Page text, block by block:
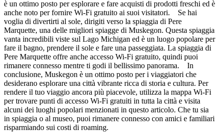
è un ottimo posto per esplorare e fare acquisti di prodotti freschi ed è
anche noto per fornire Wi-Fi gratuito ai suoi visitatori. Se hai
voglia di divertirti al sole, dirigiti verso la spiaggia di Pere
Marquette, una delle migliori spiagge di Muskegon. Questa spiaggia
vanta incredibili viste sul Lago Michigan ed è un luogo popolare per
fare il bagno, prendere il sole e fare una passeggiata. La spiaggia di
Pere Marquette offre anche accesso Wi-Fi gratuito, quindi puoi
rimanere connesso mentre ti godi il bellissimo panorama. In
conclusione, Muskegon è un ottimo posto per i viaggiatori che
desiderano esplorare una città vibrante ricca di storia e cultura. Per
rendere il tuo viaggio ancora più piacevole, utilizza la mappa Wi-Fi
per trovare punti di accesso Wi-Fi gratuiti in tutta la città e visita
alcuni dei luoghi popolari menzionati in questo articolo. Che tu sia
in spiaggia o al museo, puoi rimanere connesso con amici e familiari
risparmiando sui costi di roaming.